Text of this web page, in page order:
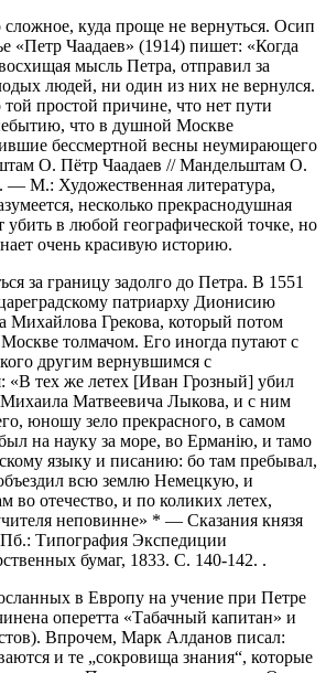
куда проще не вернуться. Осип
«Петр Чаадаев» (1914) пишет: «Когда
мысль Петра, отправил за
людей, ни один из них не вернулся.
простой причине, что нет пути
что в душной Москве
бессмертной весны неумирающего
О. Пётр Чаадаев // Мандельштам О.
— М.: Художественная литература,
несколько прекраснодушная
в любой географической точке, но
очень красивую историю.
за границу задолго до Петра. В 1551
патриарху Дионисию
Михайлова Грекова, который потом
толмачом. Его иногда путают с
другим вернувшимся с
«В тех же летех [Иван Грозный] убил
Матвеевича Лыкова, и с ним
юношу зело прекрасного, в самом
на науку за море, во Ерманію, и тамо
языку и писанию: бо там пребывал,
всю землю Немецкую, и
во отечество, и по коликих летех,
неповинне» * — Сказания князя
Типография Экспедиции
бумаг, 1833. С. 140-142. .
в Европу на учение при Петре
оперетта «Табачный капитан» и
Впрочем, Марк Алданов писал:
и те „сокровища знания“, которые